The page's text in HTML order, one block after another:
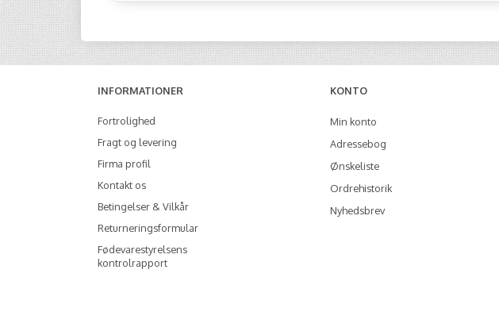
INFORMATIONER
Fortrolighed
Fragt og levering
Firma profil
Kontakt os
Betingelser & Vilkår
Returneringsformular
Fødevarestyrelsens
kontrolrapport
KONTO
Min konto
Adressebog
Ønskeliste
Ordrehistorik
Nyhedsbrev